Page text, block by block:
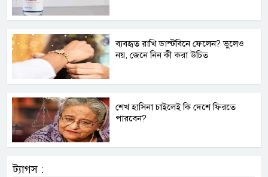
ব্যবহৃত রাখি ডাস্টবিনে ফেলেন? ভুলেও
নয়, জেনে নিন কী করা উচিত
শেখ হাসিনা চাইলেই কি দেশে ফিরতে
পারবেন?
ট্যাগস :